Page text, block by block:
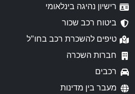
רישיון נהיגה בינלאומי
ביטוח רכב שכור
טיפים להשכרת רכב בחו"ל
חברות השכרה
רכבים
מעבר בין מדינות